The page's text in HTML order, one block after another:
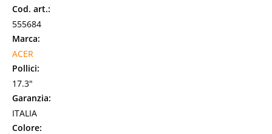
Cod. art.:
555684
Marca:
ACER
Pollici:
17.3"
Garanzia:
ITALIA
Colore: